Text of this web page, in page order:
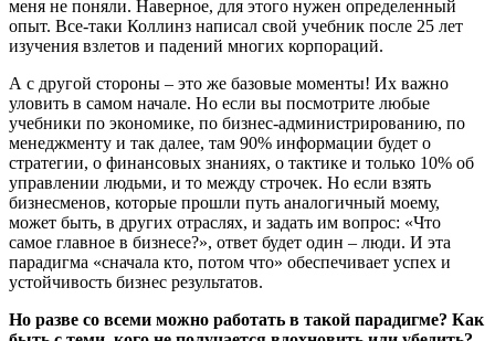
меня не поняли. Наверное, для этого нужен определенный
опыт. Все-таки Коллинз написал свой учебник после 25 лет
изучения взлетов и падений многих корпораций.
А с другой стороны – это же базовые моменты! Их важно
уловить в самом начале. Но если вы посмотрите любые
учебники по экономике, по бизнес-администрированию, по
менеджменту и так далее, там 90% информации будет о
стратегии, о финансовых знаниях, о тактике и только 10% об
управлении людьми, и то между строчек. Но если взять
бизнесменов, которые прошли путь аналогичный моему,
может быть, в других отраслях, и задать им вопрос: «Что
самое главное в бизнесе?», ответ будет один – люди. И эта
парадигма «сначала кто, потом что» обеспечивает успех и
устойчивость бизнес результатов.
Но разве со всеми можно работать в такой парадигме? Как